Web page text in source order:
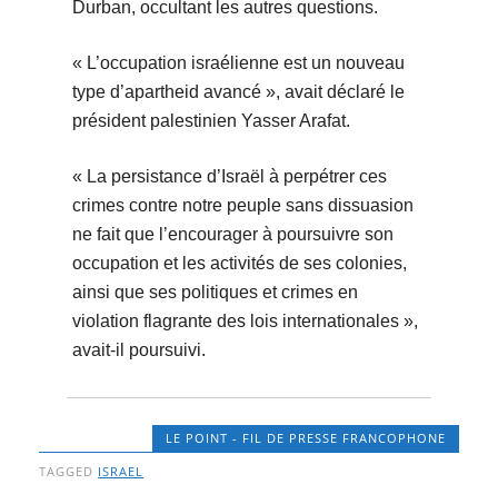
Durban, occultant les autres questions.
« L’occupation israélienne est un nouveau
type d’apartheid avancé », avait déclaré le
président palestinien Yasser Arafat.
« La persistance d’Israël à perpétrer ces
crimes contre notre peuple sans dissuasion
ne fait que l’encourager à poursuivre son
occupation et les activités de ses colonies,
ainsi que ses politiques et crimes en
violation flagrante des lois internationales »,
avait-il poursuivi.
LE POINT - FIL DE PRESSE FRANCOPHONE
TAGGED ISRAEL